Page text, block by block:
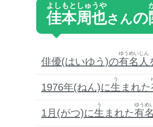
佳本周也
よしもとしゅうや
さんの
俳優(はいゆう)の有名人
ゆうめいじん
1976年(ねん)に生
う
まれた
1月(がつ)に生
う
まれた有
ゆうめ